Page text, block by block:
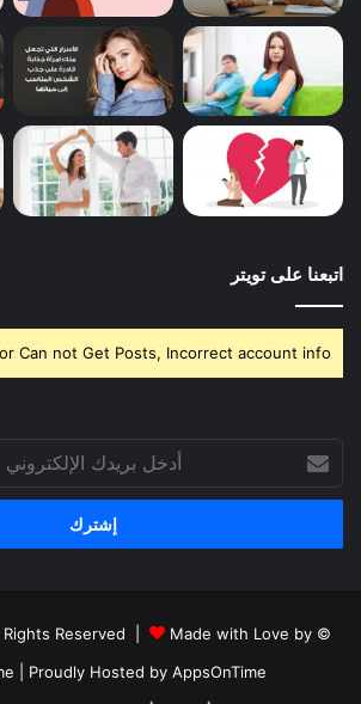
اتبعنا على تويتر
Can not Get Posts, Incorrect account info.
بريدك
الإلكتروني
© Copyright 2026, All Rights Reserved |
Made with Love by
| Proudly Hosted by AppsOnTime